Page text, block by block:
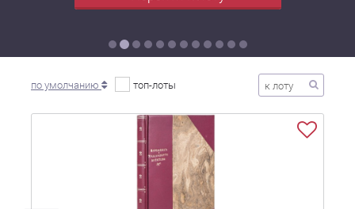
по умолчанию топ-лоты